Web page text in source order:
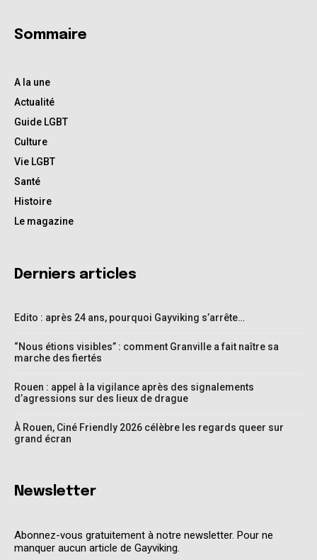
Sommaire
A la une
Actualité
Guide LGBT
Culture
Vie LGBT
Santé
Histoire
Le magazine
Derniers articles
Edito : après 24 ans, pourquoi Gayviking s’arrête…
“Nous étions visibles” : comment Granville a fait naître sa
marche des fiertés
Rouen : appel à la vigilance après des signalements
d’agressions sur des lieux de drague
À Rouen, Ciné Friendly 2026 célèbre les regards queer sur
grand écran
Newsletter
Abonnez-vous gratuitement à notre newsletter. Pour ne
manquer aucun article de Gayviking.